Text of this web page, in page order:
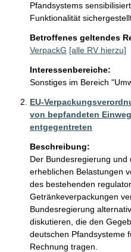
Pfandsystems
Funktionalität
Betroffenes geltendes
VerpackG [alle RV hierzu]
Interessenbereiche:
Sonstiges im Bereich
EU-
von bepfandeten
entgegentreten
Beschreibung:
Der Bundesregierung
erheblichen Belastungen
des bestehenden
Getränkeverpackungen
Bundesregierung
diskutieren, die den
deutschen Pfandsysteme
Rechnung tragen.